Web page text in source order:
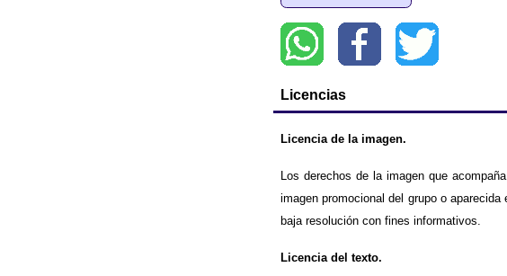
Licencias
Licencia de la imagen.
Los derechos de la imagen que
imagen promocional del grupo o
baja resolución con fines informativos.
Licencia del texto.